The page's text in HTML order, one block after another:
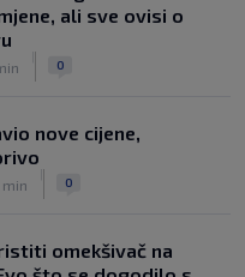
ali sve ovisi o
0
nove cijene,
0
omekšivač na